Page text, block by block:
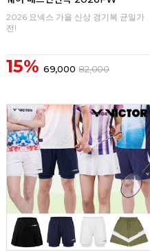
2026 요넥스 가을 신상 경기복 균일가
전!
15% 69,000 82,000